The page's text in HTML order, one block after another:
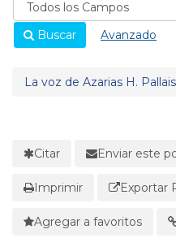
Buscar Avanzado
La voz de Azarias H.
Citar Enviar este
Imprimir Exportar
Agregar a favoritos